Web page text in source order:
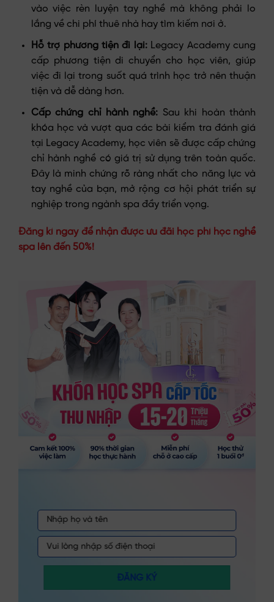
vào việc rèn luyện tay nghề mà không phải lo
lắng về chi phí thuê nhà hay tìm kiếm nơi ở.
Hỗ trợ phương tiện đi lại:Legacy Academy cung
cấp phương tiện di chuyển cho học viên, giúp
việc đi lại trong suốt quá trình học trở nên thuận
tiện và dễ dàng hơn.
Cấp chứng chỉ hành nghề: Sau khi hoàn thành
khóa học và vượt qua các bài kiểm tra đánh giá
tại Legacy Academy, học viên sẽ được cấp chứng
chỉ hành nghề có giá trị sử dụng trên toàn quốc.
Đây là minh chứng rõ ràng nhất cho năng lực và
tay nghề của bạn, mở rộng cơ hội phát triển sự
nghiệp trong ngành spa đầy triển vọng.
Đăng kí ngay để nhận được ưu đãi học phí học nghề
spa lên đến 50%!
ĐĂNG KÝ